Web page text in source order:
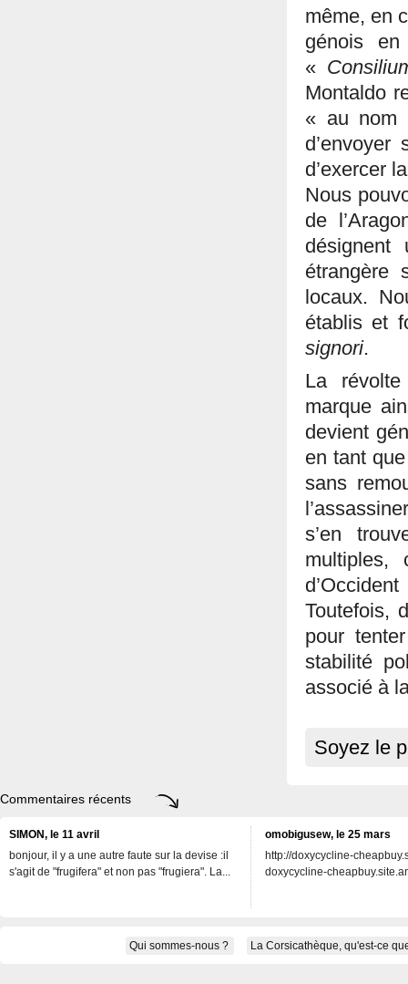
même, en
génois
«
Montaldo
« au nom
d’exercer
Nous
de
étrangère
locaux.
établis et
signori.
La
marque
devient
en tant
sans
s’en
multiples,
Toutefois,
pour
stabilité
associé à
Soyez le
Commentaires récents
SIMON, le 11 avril
bonjour, il y a une autre faute sur la devise :il
s'agit de "frugifera" et non pas "frugiera". La...
omobigusew, le 25 mars
http://doxycycline-
doxycycline-
Qui sommes-nous ? La Corsicathèque, qu'est-ce